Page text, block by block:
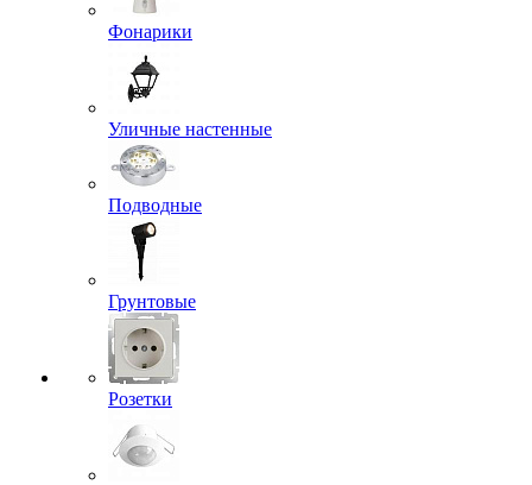
Фонарики
Уличные настенные
Подводные
Грунтовые
Розетки